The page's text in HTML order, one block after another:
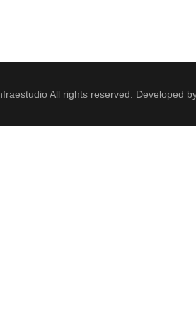
All rights reserved. Developed